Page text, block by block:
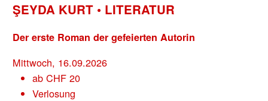
ŞEYDA KURT • LITERATUR
Der erste Roman der gefeierten Autorin
Mittwoch, 16.09.2026
ab CHF20
Verlosung